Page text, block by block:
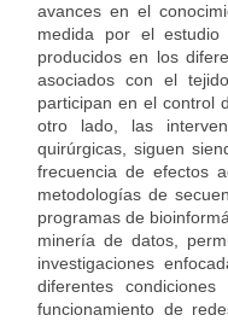
avances en el
medida por el estudio
producidos en los
asociados con el
participan en el control
otro lado, las
quirúrgicas, siguen
frecuencia de efectos
metodologías de
programas de
minería de datos,
investigaciones
diferentes
funcionamiento de